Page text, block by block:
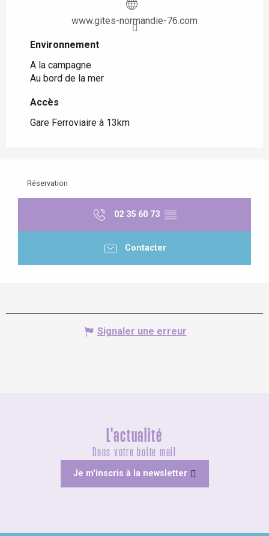
www.gites-normandie-76.com
Environnement
Environnement
A la campagne
Au bord de la mer
Accès
Accès
Gare Ferroviaire à 13km
Réservation
02 35 60 73 ▒▒
Contacter
Signaler une erreur
L'actualité
Dans votre boîte mail
Je m'inscris à la newsletter